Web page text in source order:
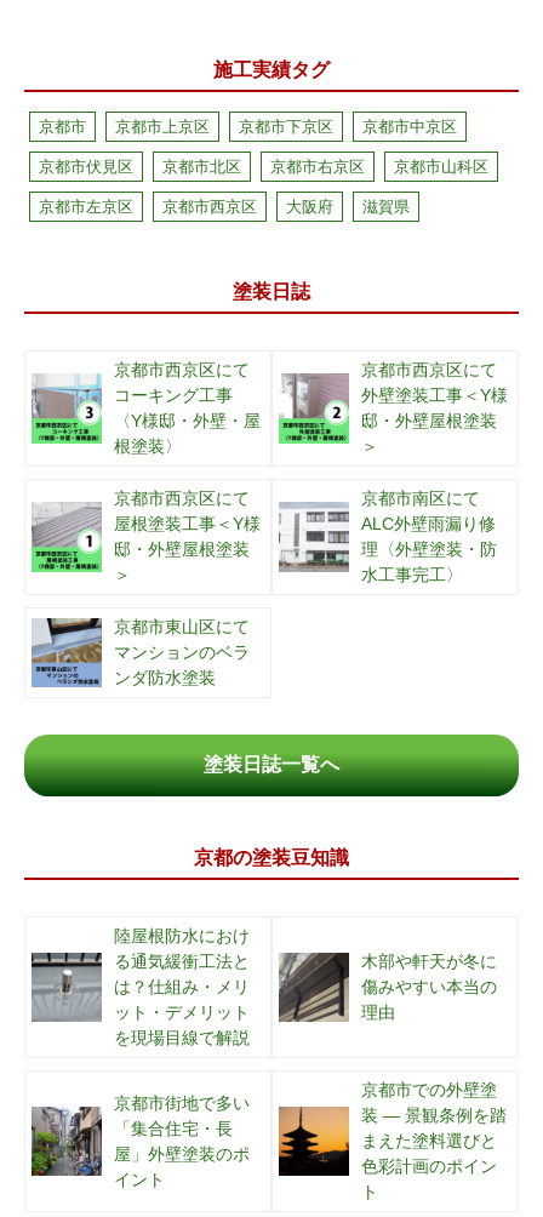
施工実績タグ
京都市 京都市上京区 京都市下京区 京都市中京区
京都市伏見区 京都市北区 京都市右京区 京都市山科区
京都市左京区 京都市西京区 大阪府 滋賀県
塗装日誌
京都市西京区にて
コーキング工事
〈Y様邸・外壁・屋
根塗装〉
京都市西京区にて
外壁塗装工事＜Y様
邸・外壁屋根塗装
＞
京都市西京区にて
屋根塗装工事＜Y様
邸・外壁屋根塗装
＞
京都市南区にて
ALC外壁雨漏り修
理〈外壁塗装・防
水工事完工〉
京都市東山区にて
マンションのベラ
ンダ防水塗装
塗装日誌一覧へ
京都の塗装豆知識
陸屋根防水におけ
る通気緩衝工法と
は？仕組み・メリ
ット・デメリット
を現場目線で解説
木部や軒天が冬に
傷みやすい本当の
理由
京都市街地で多い
「集合住宅・長
屋」外壁塗装のポ
イント
京都市での外壁塗
装 ― 景観条例を踏
まえた塗料選びと
色彩計画のポイン
ト